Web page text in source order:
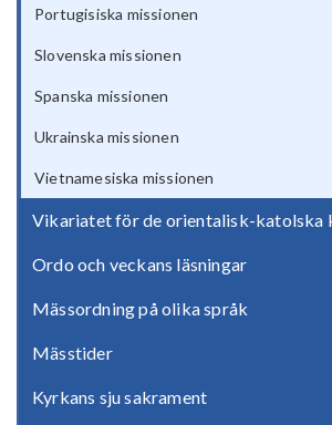
Portugisiska missionen
Slovenska missionen
Spanska missionen
Ukrainska missionen
Vietnamesiska missionen
Vikariatet för de orientalisk-katolska
Ordo och veckans läsningar
Mässordning på olika språk
Mässtider
Kyrkans sju sakrament